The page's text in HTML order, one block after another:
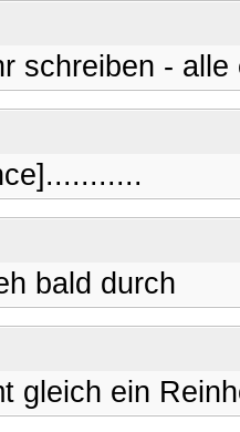
schreiben - alle
bald durch
gleich ein